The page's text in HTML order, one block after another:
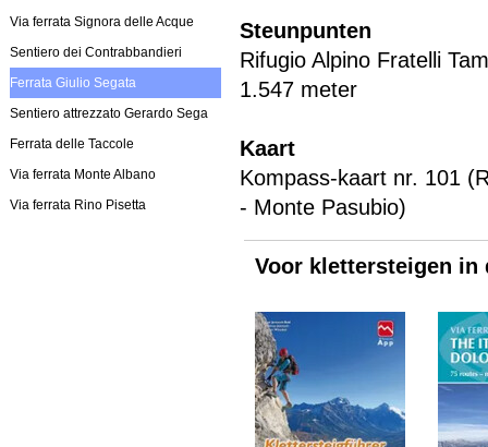
Via ferrata Signora delle Acque
Sentiero dei Contrabbandieri
Ferrata Giulio Segata
Sentiero attrezzato Gerardo Sega
Ferrata delle Taccole
Via ferrata Monte Albano
Via ferrata Rino Pisetta
Steunpunten
Rifugio Alpino Fratelli
1.547 meter
Kaart
Kompass-kaart nr. 101
- Monte Pasubio)
Voor klettersteigen in